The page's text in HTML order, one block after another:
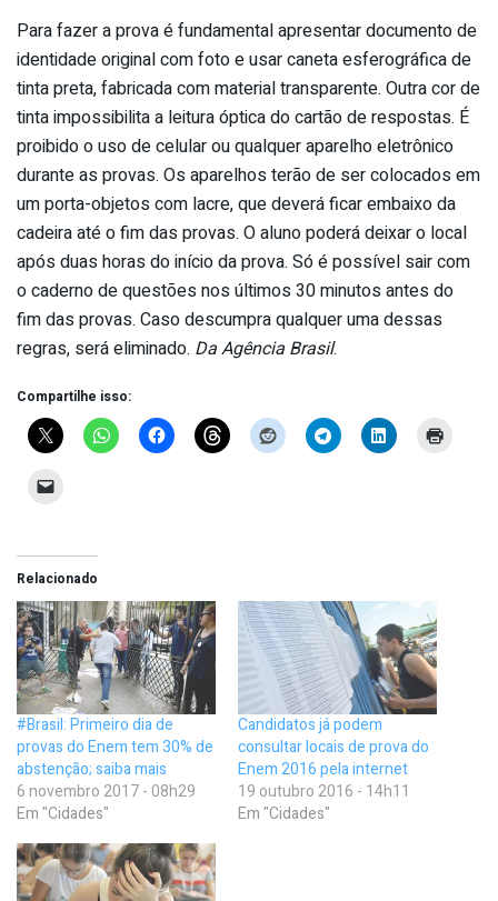
Para fazer a prova é fundamental apresentar documento de
identidade original com foto e usar caneta esferográfica de
tinta preta, fabricada com material transparente. Outra cor de
tinta impossibilita a leitura óptica do cartão de respostas. É
proibido o uso de celular ou qualquer aparelho eletrônico
durante as provas. Os aparelhos terão de ser colocados em
um porta-objetos com lacre, que deverá ficar embaixo da
cadeira até o fim das provas. O aluno poderá deixar o local
após duas horas do início da prova. Só é possível sair com
o caderno de questões nos últimos 30 minutos antes do
fim das provas. Caso descumpra qualquer uma dessas
regras, será eliminado. Da Agência Brasil.
Compartilhe isso:
Relacionado
#Brasil: Primeiro dia de
provas do Enem tem 30% de
abstenção; saiba mais
6 novembro 2017 - 08h29
Em "Cidades"
Candidatos já podem
consultar locais de prova do
Enem 2016 pela internet
19 outubro 2016 - 14h11
Em "Cidades"